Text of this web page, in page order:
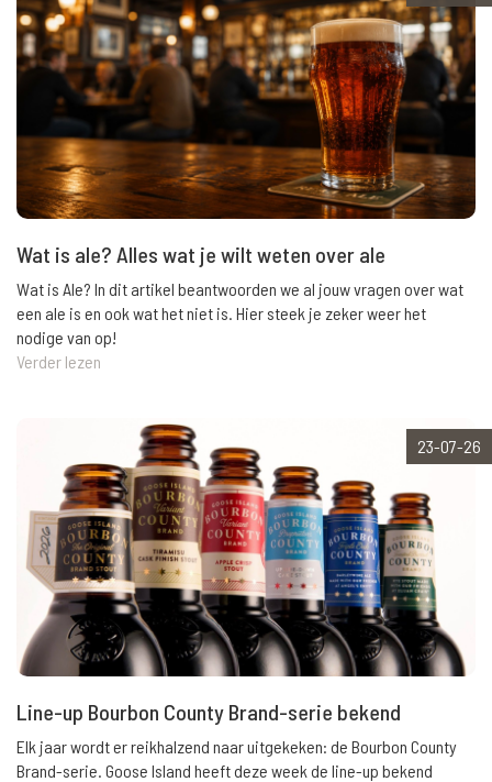
Wat is ale? Alles wat je wilt weten over ale
Wat is Ale? In dit artikel beantwoorden we al jouw vragen over wat
een ale is en ook wat het niet is. Hier steek je zeker weer het
nodige van op!
Verder lezen
23-07-26
Line-up Bourbon County Brand-serie bekend
Elk jaar wordt er reikhalzend naar uitgekeken: de Bourbon County
Brand-serie. Goose Island heeft deze week de line-up bekend